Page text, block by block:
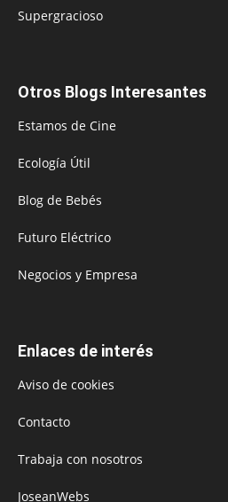
Supergracioso
Otros Blogs Interesantes
Estamos de Cine
Ecología Útil
Blog de Bebés
Futuro Eléctrico
Negocios y Empresa
Enlaces de interés
Aviso de cookies
Contacto
Trabaja con nosotros
JoseanWebs